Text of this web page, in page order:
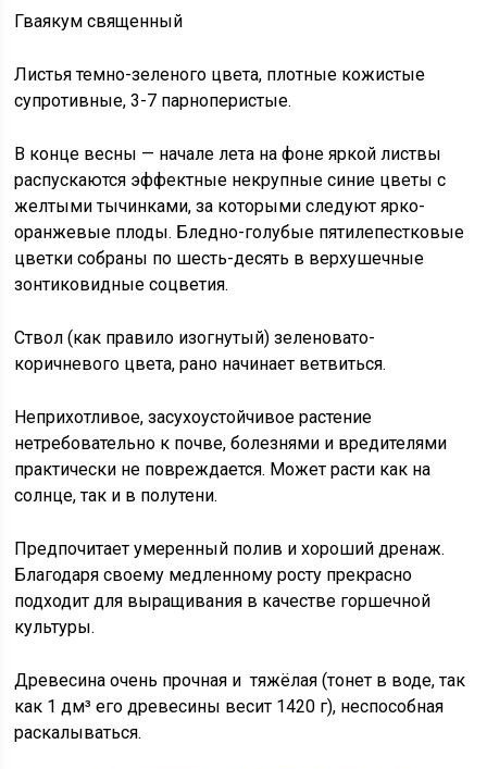
Гваякум священный
Листья темно-зеленого цвета, плотные кожистые
супротивные, 3-7 парноперистые.
В конце весны — начале лета на фоне яркой листвы
распускаются эффектные некрупные синие цветы с
желтыми тычинками, за которыми следуют ярко-
оранжевые плоды. Бледно-голубые пятилепестковые
цветки собраны по шесть-десять в верхушечные
зонтиковидные соцветия.
Ствол (как правило изогнутый) зеленовато-
коричневого цвета, рано начинает ветвиться.
Неприхотливое, засухоустойчивое растение
нетребовательно к почве, болезнями и вредителями
практически не повреждается. Может расти как на
солнце, так и в полутени.
Предпочитает умеренный полив и хороший дренаж.
Благодаря своему медленному росту прекрасно
подходит для выращивания в качестве горшечной
культуры.
Древесина очень прочная и тяжёлая (тонет в воде, так
как 1 дм³ его древесины весит 1420 г), неспособная
раскалываться.